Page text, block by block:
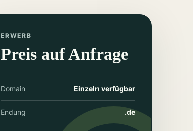
ERWERB
Preis auf Anfrage
Domain Einzeln verfügbar
Endung .de